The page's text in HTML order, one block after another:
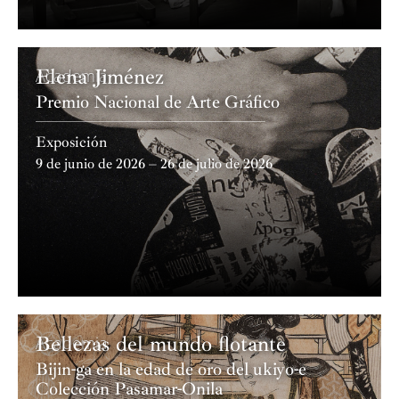
Academia
Elena Jiménez
Premio Nacional de Arte Gráfico
Exposición
9 de junio de 2026 – 26 de julio de 2026
Academia
Bellezas del mundo flotante
Bijin-ga en la edad de oro del ukiyo-e
Colección Pasamar-Onila